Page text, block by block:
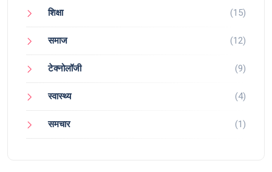
शिक्षा (15)
समाज (12)
टेक्नोलॉजी (9)
स्वास्थ्य (4)
समचार (1)